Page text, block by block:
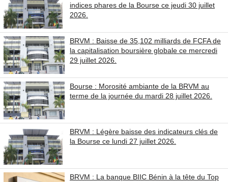
indices phares de la Bourse ce jeudi 30 juillet
2026.
BRVM : Baisse de 35,102 milliards de FCFA de
la capitalisation boursière globale ce mercredi
29 juillet 2026.
Bourse : Morosité ambiante de la BRVM au
terme de la journée du mardi 28 juillet 2026.
BRVM : Légère baisse des indicateurs clés de
la Bourse ce lundi 27 juillet 2026.
BRVM : La banque BIIC Bénin à la tête du Top